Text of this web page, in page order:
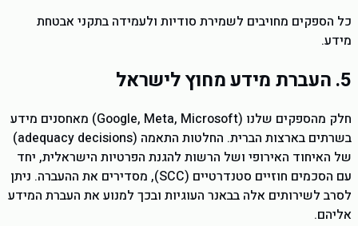
כל הספקים מחויבים לשמירת סודיות ולעמידה בתקני אבטחת
מידע.
5. העברת מידע מחוץ לישראל
חלק מהספקים שלנו (Google, Meta, Microsoft) מאחסנים מידע
בשרתים בארצות הברית. החלטות התאמה (adequacy decisions)
של האיחוד האירופי ושל הרשות להגנת הפרטיות הישראלית, יחד
עם הסכמים חוזיים סטנדרטיים (SCC), מסדירים את ההעברה. ניתן
לסרב לשירותים אלה בבאנר העוגיות ובכך למנוע את העברת המידע
אליהם.